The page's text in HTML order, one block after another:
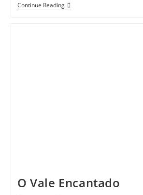
Continue ReadingD.
Egas
O Vale Encantado